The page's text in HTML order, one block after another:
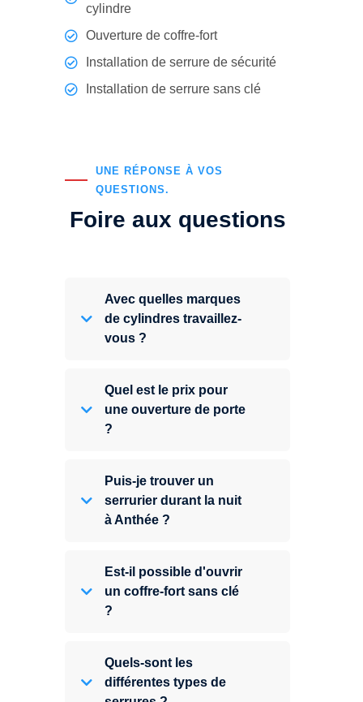
cylindre
Ouverture de coffre-fort
Installation de serrure de sécurité
Installation de serrure sans clé
UNE RÉPONSE À VOS
QUESTIONS.
Foire aux questions
Avec quelles marques
de cylindres travaillez-
vous ?
Quel est le prix pour
une ouverture de porte
?
Puis-je trouver un
serrurier durant la nuit
à Anthée ?
Est-il possible d'ouvrir
un coffre-fort sans clé
?
Quels-sont les
différentes types de